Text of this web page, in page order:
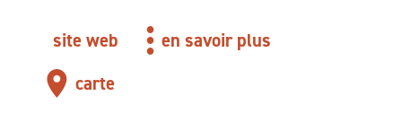
site web
en savoir plus
carte